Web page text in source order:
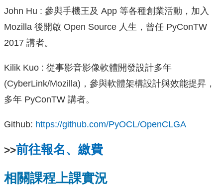
John Hu : 參與手機王及 App 等各種創業活動，加入
Mozilla 後開啟 Open Source 人生，曾任 PyConTW
2017 講者。
Kilik Kuo : 從事影音影像軟體開發設計多年
(CyberLink/Mozilla)，參與軟體架構設計與效能提昇，
多年 PyConTW 講者。
Github: https://github.com/PyOCL/OpenCLGA
>>前往報名、繳費
相關課程上課實況